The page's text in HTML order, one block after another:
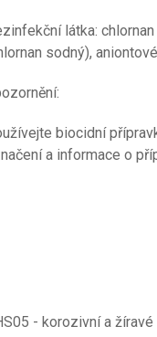
látka:
sodný),
biocidní
a informace o
- korozivní a